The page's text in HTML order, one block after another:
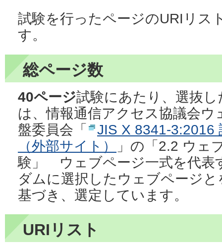
試験を行ったページのURIリス
す。
総ページ数
40ページ試験にあたり、選抜
は、情報通信アクセス協議会
盤委員会「
JIS X 8341-3:2016
（外部サイト）
」の「2.2 ウェ
験」 ウェブページ一式を代表
ダムに選択したウェブページ
基づき、選定しています。
URIリスト